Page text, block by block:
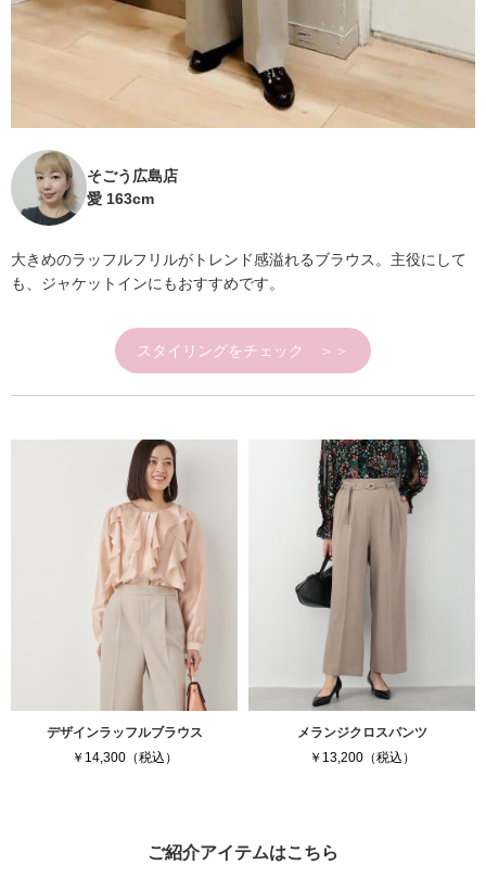
そごう広島店
愛 163cm
大きめのラッフルフリルがトレンド感溢れるブラウス。主役にして
も、ジャケットインにもおすすめです。
スタイリングをチェック ＞＞
デザインラッフルブラウス
￥14,300（税込）
メランジクロスパンツ
￥13,200（税込）
ご紹介アイテムはこちら